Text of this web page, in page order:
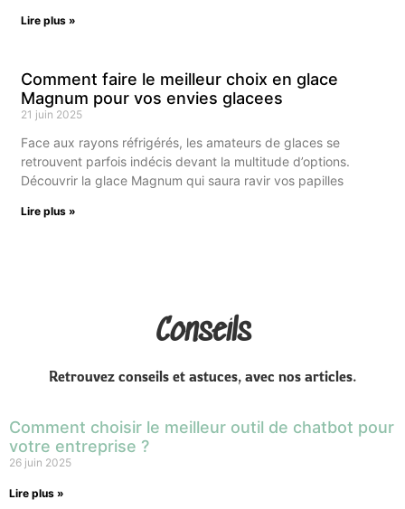
Lire plus »
Comment faire le meilleur choix en glace
Magnum pour vos envies glacees
21 juin 2025
Face aux rayons réfrigérés, les amateurs de glaces se
retrouvent parfois indécis devant la multitude d’options.
Découvrir la glace Magnum qui saura ravir vos papilles
Lire plus »
Conseils
Retrouvez conseils et astuces, avec nos articles.
Comment choisir le meilleur outil de chatbot pour
votre entreprise ?
26 juin 2025
Lire plus »